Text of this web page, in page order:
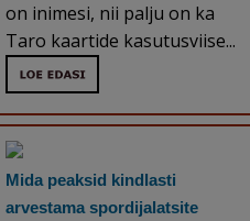
on inimesi, nii palju on ka
Taro kaartide kasutusviise...
Mida peaksid kindlasti
arvestama spordijalatsite